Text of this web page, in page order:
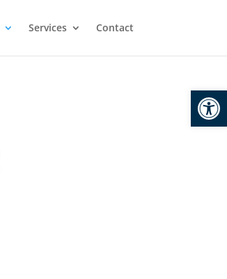
Services Contact
Ouvrir